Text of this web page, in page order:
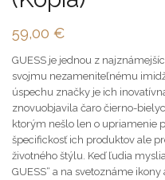
59,00 €
GUESS je jednou z
svojmu nezameniteľnému
úspechu značky je ich
znovuobjavila čaro čierno-
ktorým nešlo len o upriamenie
špecifickosť ich produktov ale
životného štýlu. Keď ľudia
GUESS“ a na svetoznáme